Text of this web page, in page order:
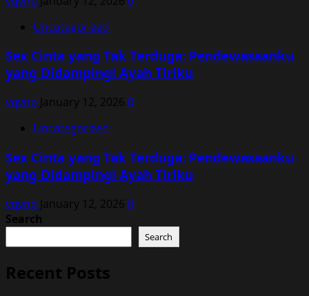
Uncategorized
Sex Cinta yang Tak Terduga: Pendewasaanku
yang Didampingi Ayah Tiriku
vqvnp January 12, 2026 0
Uncategorized
Sex Cinta yang Tak Terduga: Pendewasaanku
yang Didampingi Ayah Tiriku
vqvnp January 12, 2026 0
Search
Search
Recent Posts